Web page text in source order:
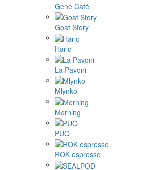
Gene Café
Goat Story
Hario
La Pavoni
Mlynko
Morning
PUQ
ROK espresso